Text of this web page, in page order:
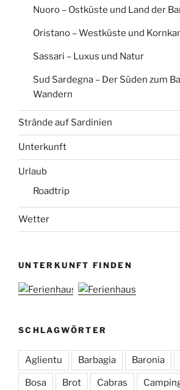
Nuoro – Ostküste und Land der
Oristano – Westküste und
Sassari – Luxus und Natur
Sud Sardegna – Der Süden zum
Wandern
Strände auf Sardinien
Unterkunft
Urlaub
Roadtrip
Wetter
UNTERKUNFT FINDEN
SCHLAGWÖRTER
Aglientu Barbagia Baronia
Bosa Brot Cabras